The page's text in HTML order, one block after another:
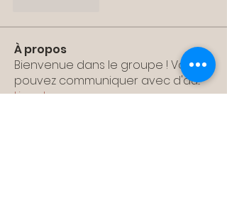
À propos
Bienvenue dans le groupe ! Vous
pouvez communiquer avec d'au...
Lire plus